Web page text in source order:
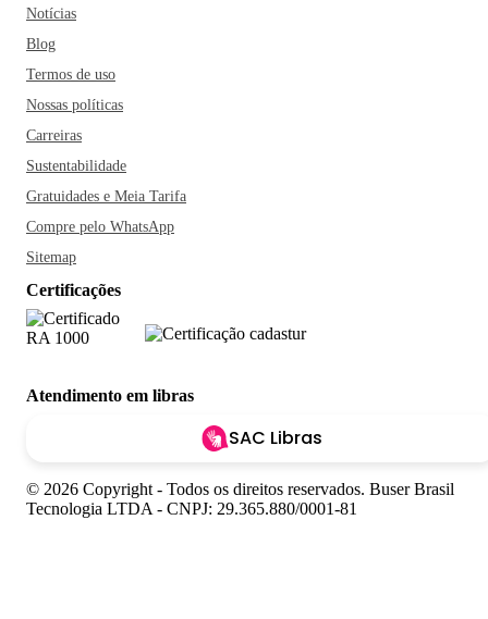
Notícias
Blog
Termos de uso
Nossas políticas
Carreiras
Sustentabilidade
Gratuidades e Meia Tarifa
Compre pelo WhatsApp
Sitemap
Certificações
Atendimento em libras
SAC Libras
© 2026 Copyright - Todos os direitos reservados. Buser Brasil
Tecnologia LTDA - CNPJ: 29.365.880/0001-81